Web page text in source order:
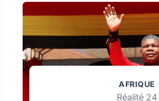
AFRIQUE
Réalité 24